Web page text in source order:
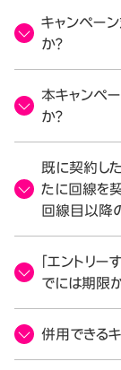
キャンペー
か？
本キャンペ
か？
既に契約し
たに回線を
回線目以降
「エントリ
でには期限
併用できる